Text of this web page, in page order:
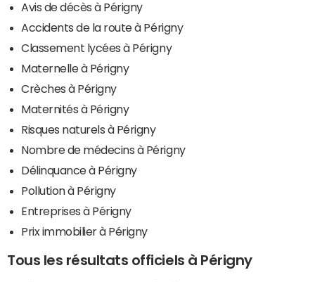
Avis de décès à Périgny
Accidents de la route à Périgny
Classement lycées à Périgny
Maternelle à Périgny
Crèches à Périgny
Maternités à Périgny
Risques naturels à Périgny
Nombre de médecins à Périgny
Délinquance à Périgny
Pollution à Périgny
Entreprises à Périgny
Prix immobilier à Périgny
Tous les résultats officiels à Périgny